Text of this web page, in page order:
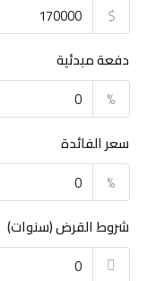
$
دفعة مبدئية
%
سعر الفائدة
%
شروط القرض (سنوات)